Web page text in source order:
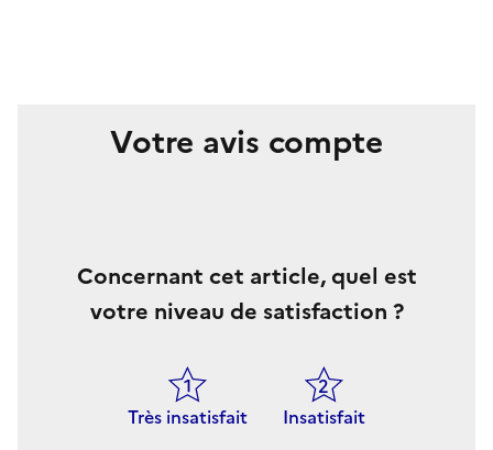
Votre avis compte
Concernant cet article, quel est
votre niveau de satisfaction ?
Très insatisfait Insatisfait